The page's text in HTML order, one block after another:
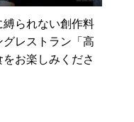
られない創作料
レストラン「高
お楽しみくださ